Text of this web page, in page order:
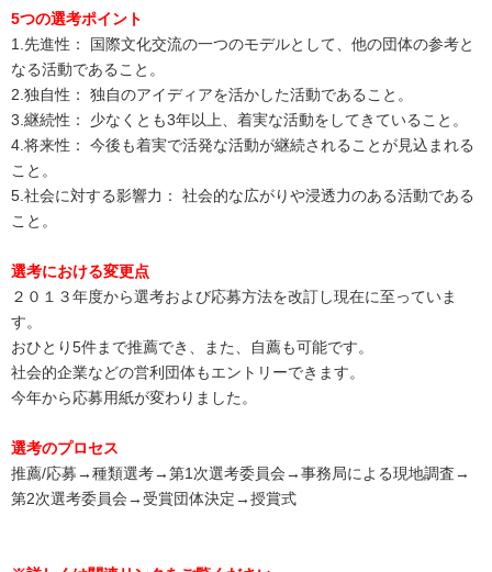
5つの選考ポイント
1.先進性： 国際文化交流の一つのモデルとして、他の団体の参考と
なる活動であること。
2.独自性： 独自のアイディアを活かした活動であること。
3.継続性： 少なくとも3年以上、着実な活動をしてきていること。
4.将来性： 今後も着実で活発な活動が継続されることが見込まれる
こと。
5.社会に対する影響力： 社会的な広がりや浸透力のある活動である
こと。
選考における変更点
２０１３年度から選考および応募方法を改訂し現在に至っていま
す。
おひとり5件まで推薦でき、また、自薦も可能です。
社会的企業などの営利団体もエントリーできます。
今年から応募用紙が変わりました。
選考のプロセス
推薦/応募→種類選考→第1次選考委員会→事務局による現地調査→
第2次選考委員会→受賞団体決定→授賞式